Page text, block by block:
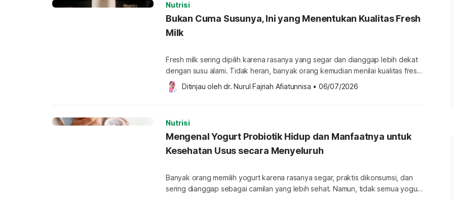
Nutrisi
Bukan Cuma Susunya, Ini yang Menentukan Kualitas Fresh
Milk
Fresh milk sering dipilih karena rasanya yang segar dan dianggap lebih dekat
dengan susu alami. Tidak heran, banyak orang kemudian menilai kualitas fresh
milk dari asal susunya saja. Padahal, kualitas fresh milk tidak hanya ditentukan
oleh sumber susu. Proses pengolahan, terutama pasteurisasi, berperan
penting untuk membantu menjaga keamanan susu sekaligus mempertahankan
Ditinjau oleh dr. Nurul Fajriah Afiatunnisa • 06/07/2026
Nutrisi
Mengenal Yogurt Probiotik Hidup dan Manfaatnya untuk
Kesehatan Usus secara Menyeluruh
Banyak orang memilih yogurt karena rasanya segar, praktis dikonsumsi, dan
sering dianggap sebagai camilan yang lebih sehat. Namun, tidak semua yogurt